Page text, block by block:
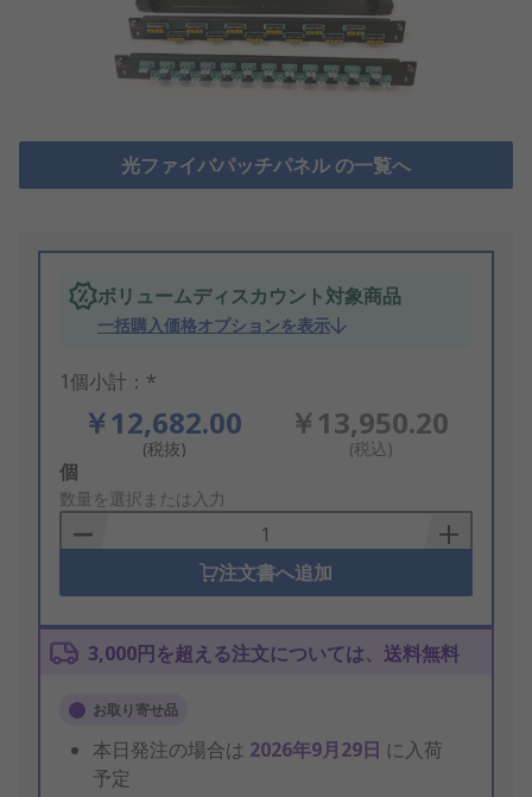
光ファイバパッチパネル の一覧へ
ボリュームディスカウント対象商品
一括購入価格オプションを表示
1個小計：*
￥12,682.00
(税抜)
￥13,950.20
(税込)
Add
to
Basket
個
数量を選択または入力
注文書へ追加
3,000円を超える注文については、送料無料
お取り寄せ品
本日発注の場合は 2026年9月29日 に入荷
予定